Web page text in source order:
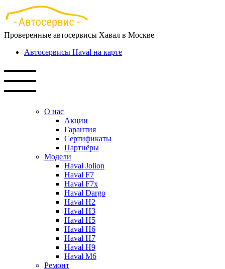
Перейти
к
основному
содержанию
Проверенные автосервисы Хавал в Москве
Автосервисы Haval на карте
О нас
Акции
Гарантия
Сертификаты
Партнёры
Модели
Haval Jolion
Haval F7
Haval F7x
Haval Dargo
Haval H2
Haval H3
Haval H5
Haval H6
Haval H7
Haval H9
Haval M6
Ремонт